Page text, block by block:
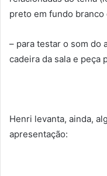
preto em fundo
– para testar o som do
cadeira da sala e peça
Henri levanta, ainda,
apresentação: